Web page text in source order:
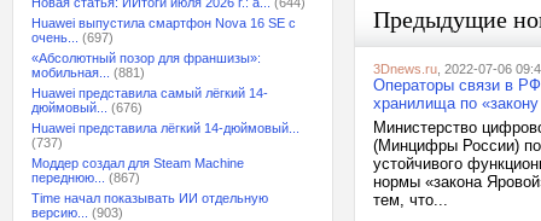
Huawei выпустила смартфон Nova 16 SE с
очень...
(697)
«Абсолютный позор для франшизы»:
мобильная...
(881)
Huawei представила самый лёгкий 14-
дюймовый...
(676)
Huawei представила лёгкий 14-дюймовый...
(737)
Моддер создал для Steam Machine
переднюю...
(867)
Time начал показывать ИИ отдельную
версию...
(903)
Предыдущие
3Dnews.ru , 2022-07-06
Операторы связи в РФ
хранилища по
Министерство
(Минцифры России)
устойчивого
нормы «закона
тем, что...